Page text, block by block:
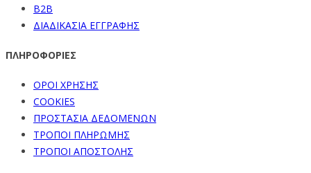
B2B
ΔΙΑΔΙΚΑΣΙΑ ΕΓΓΡΑΦΗΣ
ΠΛΗΡΟΦΟΡΙΕΣ
ΟΡΟΙ ΧΡΗΣΗΣ
COOKIES
ΠΡΟΣΤΑΣΙΑ ΔΕΔΟΜΕΝΩΝ
ΤΡΟΠΟΙ ΠΛΗΡΩΜΗΣ
ΤΡΟΠΟΙ ΑΠΟΣΤΟΛΗΣ